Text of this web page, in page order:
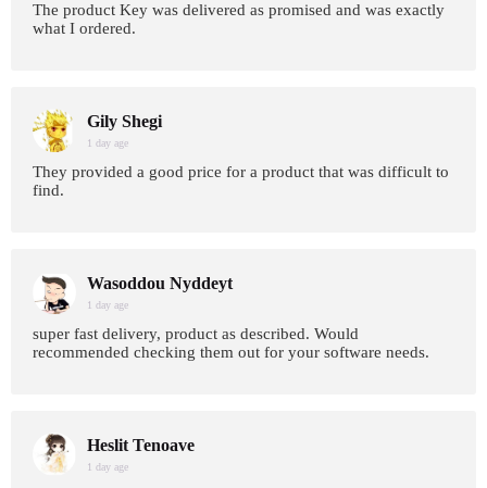
The product Key was delivered as promised and was exactly
what I ordered.
Gily Shegi
1 day age
They provided a good price for a product that was difficult to
find.
Wasoddou Nyddeyt
1 day age
super fast delivery, product as described. Would
recommended checking them out for your software needs.
Heslit Tenoave
1 day age